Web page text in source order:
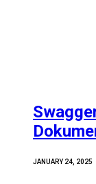
JANUARY 24, 2025